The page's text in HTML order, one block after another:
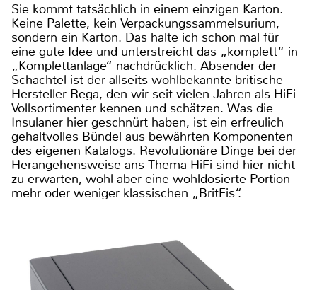
Sie kommt tatsächlich in einem einzigen Karton.
Keine Palette, kein Verpackungssammelsurium,
sondern ein Karton. Das halte ich schon mal für
eine gute Idee und unterstreicht das „komplett“ in
„Komplettanlage“ nachdrücklich. Absender der
Schachtel ist der allseits wohlbekannte britische
Hersteller Rega, den wir seit vielen Jahren als HiFi-
Vollsortimenter kennen und schätzen. Was die
Insulaner hier geschnürt haben, ist ein erfreulich
gehaltvolles Bündel aus bewährten Komponenten
des eigenen Katalogs. Revolutionäre Dinge bei der
Herangehensweise ans Thema HiFi sind hier nicht
zu erwarten, wohl aber eine wohldosierte Portion
mehr oder weniger klassischen „BritFis“.